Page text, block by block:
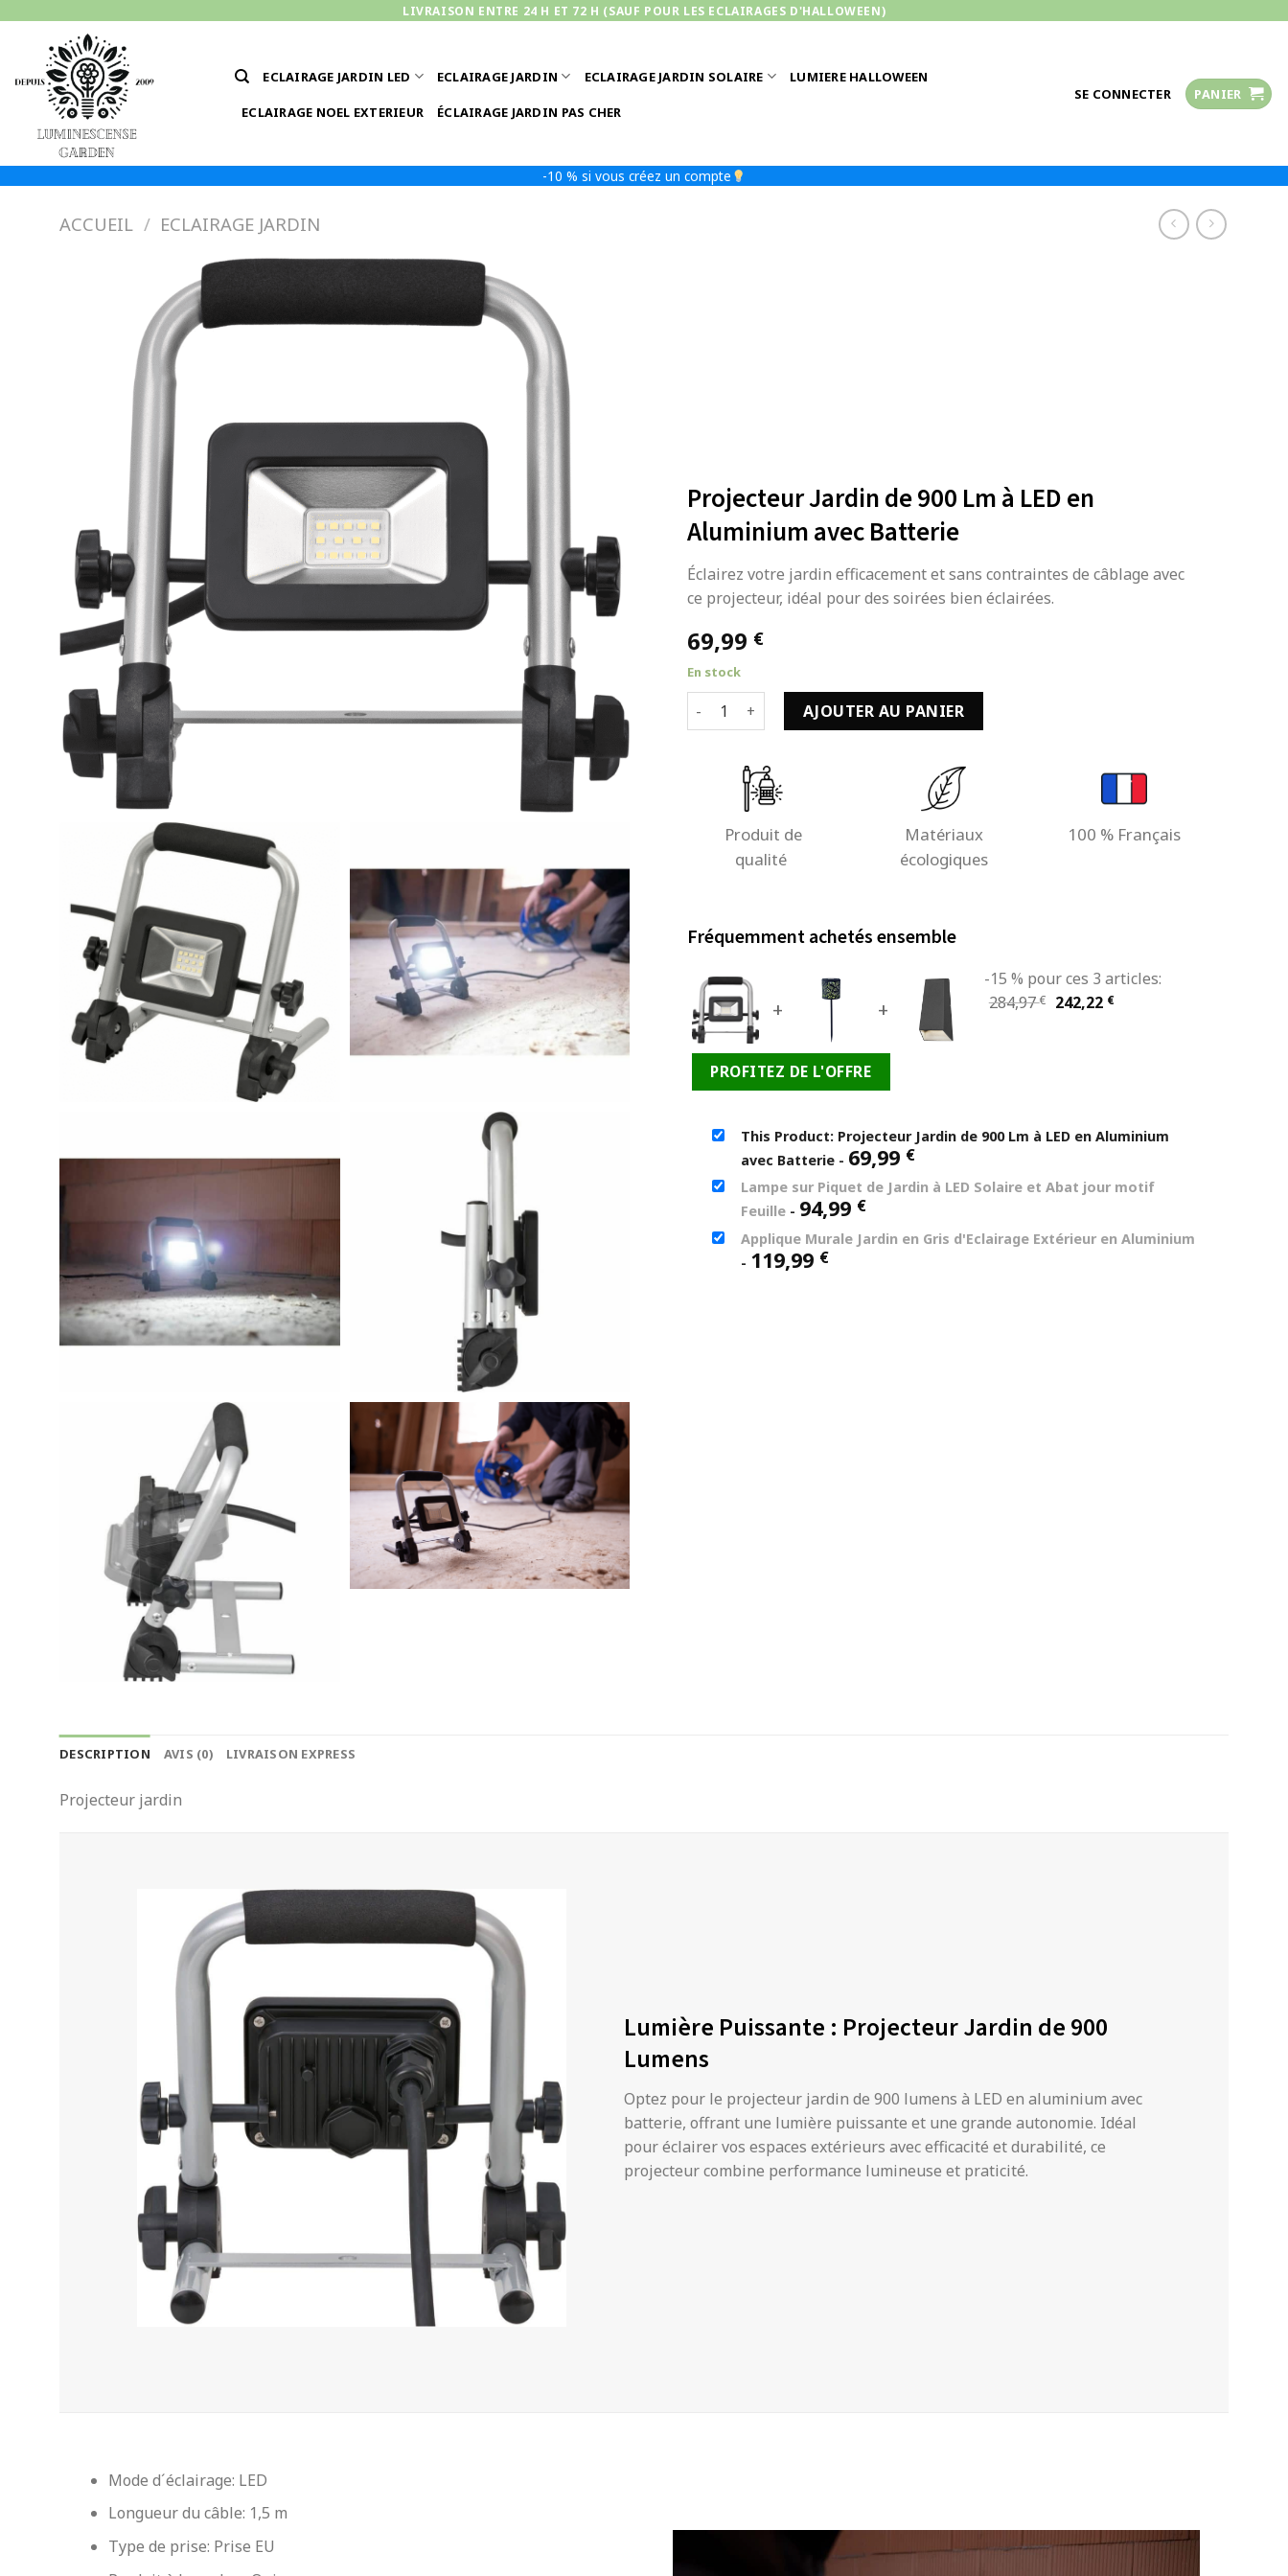
contenu
LIVRAISON ENTRE 24 H ET 72 H (SAUF POUR LES ECLAIRAGES D'HALLOWEEN)
ECLAIRAGE JARDIN LED ECLAIRAGE JARDIN ECLAIRAGE JARDIN SOLAIRE LUMIERE HALLOWEEN
ECLAIRAGE NOEL EXTERIEUR ÉCLAIRAGE JARDIN PAS CHER
SE CONNECTER PANIER
-10 % si vous créez un compte
ACCUEIL / ECLAIRAGE JARDIN
Projecteur Jardin de 900 Lm à LED en
Aluminium avec Batterie
Éclairez votre jardin efficacement et sans contraintes de câblage avec
ce projecteur, idéal pour des soirées bien éclairées.
69,99 €
En stock
quantité de Projecteur Jardin de 900 Lm à LED en Aluminium avec Batterie
AJOUTER AU PANIER
Produit de
qualité
Matériaux
écologiques
100 % Français
Fréquemment achetés ensemble
+ +
-15 % pour ces 3 articles:
284,97€
Le
242,22 €Le
PROFITEZ DE L'OFFRE
This Product: Projecteur Jardin de 900 Lm à LED en Aluminium
avec Batterie - 69,99 €
Lampe sur Piquet de Jardin à LED Solaire et Abat jour motif
Feuille - 94,99 €
Applique Murale Jardin en Gris d'Eclairage Extérieur en Aluminium
- 119,99 €
DESCRIPTION AVIS (0) LIVRAISON EXPRESS
Projecteur jardin
Lumière Puissante : Projecteur Jardin de 900
Lumens
Optez pour le projecteur jardin de 900 lumens à LED en aluminium avec
batterie, offrant une lumière puissante et une grande autonomie. Idéal
pour éclairer vos espaces extérieurs avec efficacité et durabilité, ce
projecteur combine performance lumineuse et praticité.
Mode d´éclairage: LED
Longueur du câble: 1,5 m
Type de prise: Prise EU